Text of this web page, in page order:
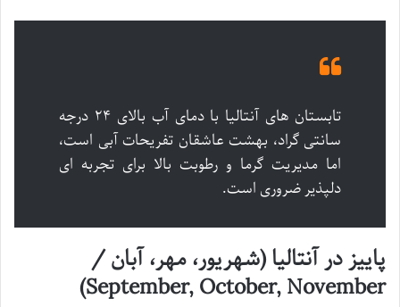
تابستان های آنتالیا با دمای آب بالای ۲۴ درجه
سانتی گراد، بهشت عاشقان تفریحات آبی است،
اما مدیریت گرما و رطوبت بالا برای تجربه ای
دلپذیر ضروری است.
پاییز در آنتالیا (شهریور، مهر، آبان /
September, October, November)